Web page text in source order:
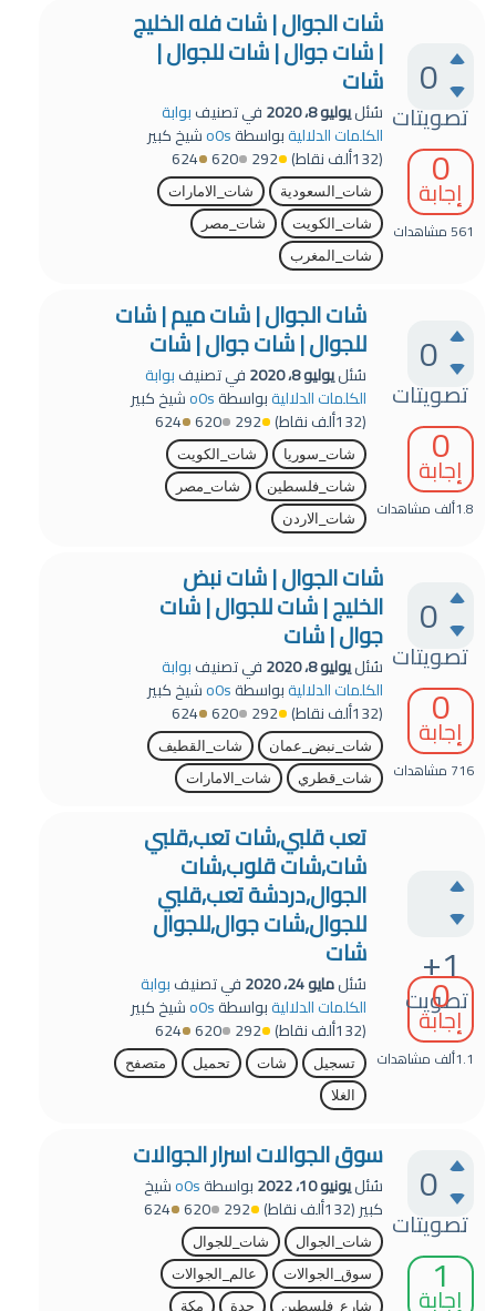
0
تصويتات
0
إجابة
561مشاهدات
شات الجوال | شات فله الخليج
| شات جوال | شات للجوال |
شات
سُئليوليو 8، 2020 في تصنيفبوابة
الكلمات الدلاليةبواسطةo0sشيخ كبير
(132ألف نقاط) 292
620
624
شات_السعودية
شات_الامارات
شات_الكويت
شات_مصر
شات_المغرب
0
تصويتات
0
إجابة
1.8ألف مشاهدات
شات الجوال | شات ميم | شات
للجوال | شات جوال | شات
سُئليوليو 8، 2020 في تصنيفبوابة
الكلمات الدلاليةبواسطةo0sشيخ كبير
(132ألف نقاط) 292
620
624
شات_سوريا
شات_الكويت
شات_فلسطين
شات_مصر
شات_الاردن
0
تصويتات
0
إجابة
716 مشاهدات
شات الجوال | شات نبض
الخليج | شات للجوال | شات
جوال | شات
سُئليوليو 8، 2020 في تصنيفبوابة
الكلمات الدلاليةبواسطةo0sشيخ كبير
(132ألف نقاط) 292
620
624
شات_نبض_عمان
شات_القطيف
شات_قطري
شات_الامارات
+1
تصويت
0
إجابة
1.1ألف مشاهدات
تعب قلبي,شات تعب,قلبي
شات,شات قلوب,شات
الجوال,دردشة تعب,قلبي
للجوال,شات جوال,للجوال
شات
سُئلمايو 24، 2020 في تصنيفبوابة
الكلمات الدلاليةبواسطةo0sشيخ كبير
(132ألف نقاط) 292
620
624
تسجيل شات تحميل
متصفح
الغلا
0
تصويتات
1
إجابة
سوق الجوالات اسرار الجوالات
سُئليونيو 10، 2022 بواسطةo0sشيخ
كبير(132ألف نقاط) 292
620
624
شات_الجوال
شات_للجوال
سوق_الجوالات
عالم_الجوالات
شارع_فلسطين
جدة
مكة